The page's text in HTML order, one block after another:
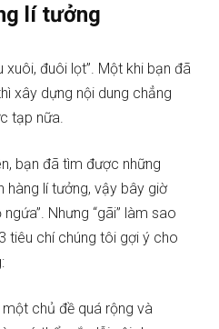
lí tưởng
đuôi lọt”. Một khi bạn đã
xây dựng nội dung chẳng
tạp nữa.
bạn đã tìm được những
hàng lí tưởng, vậy bây giờ
Nhưng “gãi” làm sao
tiêu chí chúng tôi gợi ý cho
chủ đề quá rộng và